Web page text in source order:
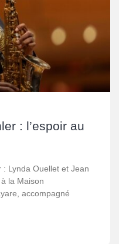
: l’espoir au
Lynda Ouellet et Jean
la Maison
accompagné